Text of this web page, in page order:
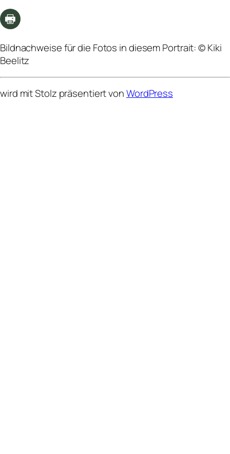
Bildnachweise für die Fotos in diesem Portrait: © Kiki
Beelitz
wird mit Stolz präsentiert vonWordPress